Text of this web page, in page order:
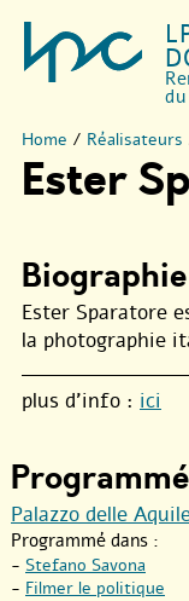
Home / Réalisateurs
Ester
Biographie
Ester Sparatore
la photographie
plus d’info : ici
Palazzo delle
Programmé dans :
- Stefano Savona
- Filmer le politique